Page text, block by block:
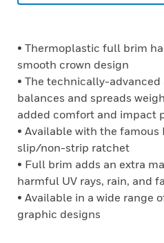
• Thermoplastic full brim
smooth crown design
• The technically-
balances and spreads
added comfort and impact
• Available with the
slip/non-strip ratchet
• Full brim adds an extra
harmful UV rays, rain, and
• Available in a wide range
graphic designs